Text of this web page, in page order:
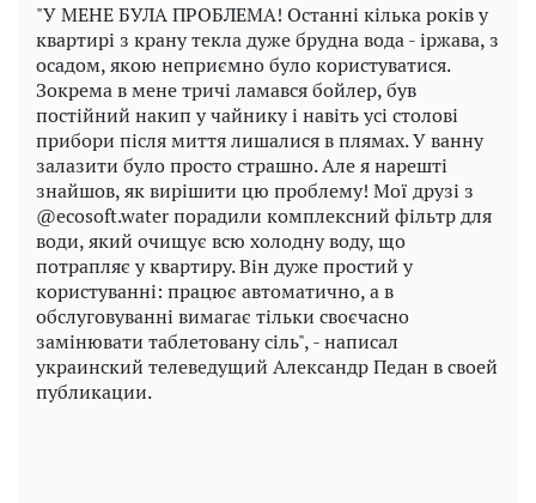
"У МЕНЕ БУЛА ПРОБЛЕМА! Останні кілька років у
квартирі з крану текла дуже брудна вода - іржава, з
осадом, якою неприємно було користуватися.
Зокрема в мене тричі ламався бойлер, був
постійний накип у чайнику і навіть усі столові
прибори після миття лишалися в плямах. У ванну
залазити було просто страшно. Але я нарешті
знайшов, як вирішити цю проблему! Мої друзі з
@ecosoft.water порадили комплексний фільтр для
води, який очищує всю холодну воду, що
потрапляє у квартиру. Він дуже простий у
користуванні: працює автоматично, а в
обслуговуванні вимагає тільки своєчасно
замінювати таблетовану сіль", - написал
украинский телеведущий Александр Педан в своей
публикации.